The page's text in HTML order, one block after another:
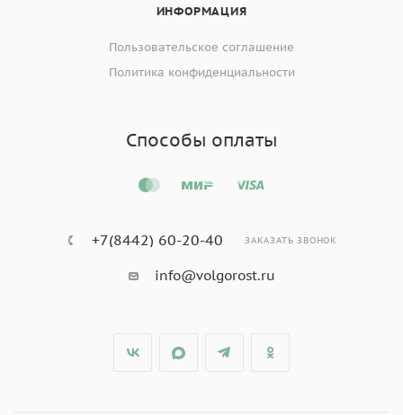
ИНФОРМАЦИЯ
Пользовательское соглашение
Политика конфиденциальности
Способы оплаты
+7(8442) 60-20-40 ЗАКАЗАТЬ ЗВОНОК
info@volgorost.ru